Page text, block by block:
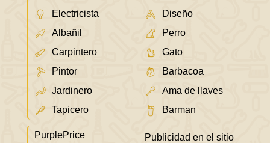
Electricista
Albañil
Carpintero
Pintor
Jardinero
Tapicero
Diseño
Perro
Gato
Barbacoa
Ama de llaves
Barman
PurplePrice
Publicidad en el sitio